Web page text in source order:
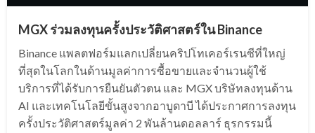
MGX ร่วมลงทุนครั้งประวัติศาสตร์ใน Binance
Binance แพลตฟอร์มแลกเปลี่ยนคริปโทเคอร์เรนซีที่ใหญ่
ที่สุดในโลกในด้านมูลค่าการซื้อขายและจำนวนผู้ใช้
บริการที่ได้รับการยืนยันตัวตน และ MGX บริษัทลงทุนด้าน
AI และเทคโนโลยีขั้นสูงจากอาบูดาบี ได้ประกาศการลงทุน
ครั้งประวัติศาสตร์มูลค่า 2 พันล้านดอลลาร์ ธุรกรรมนี้